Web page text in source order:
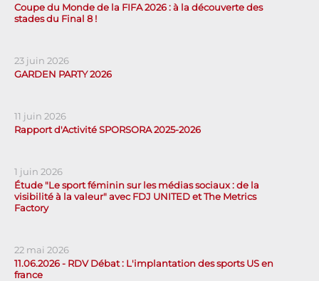
Coupe du Monde de la FIFA 2026 : à la découverte des
stades du Final 8 !
23 juin 2026
GARDEN PARTY 2026
11 juin 2026
Rapport d'Activité SPORSORA 2025-2026
1 juin 2026
Étude "Le sport féminin sur les médias sociaux : de la
visibilité à la valeur" avec FDJ UNITED et The Metrics
Factory
22 mai 2026
11.06.2026 - RDV Débat : L'implantation des sports US en
france